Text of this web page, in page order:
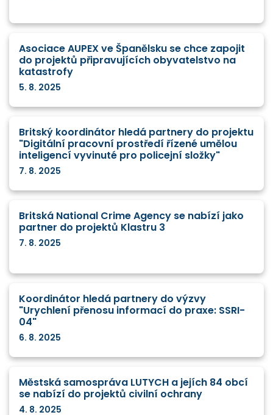
Asociace AUPEX ve Španělsku se chce zapojit
do projektů připravujících obyvatelstvo na
katastrofy
5. 8. 2025
Britský koordinátor hledá partnery do projektu
"Digitální pracovní prostředí řízené umělou
inteligencí vyvinuté pro policejní složky"
7. 8. 2025
Britská National Crime Agency se nabízí jako
partner do projektů Klastru 3
7. 8. 2025
Koordinátor hledá partnery do výzvy
"Urychlení přenosu informací do praxe: SSRI-
04"
6. 8. 2025
Městská samospráva LUTYCH a jejích 84 obcí
se nabízí do projektů civilní ochrany
4. 8. 2025